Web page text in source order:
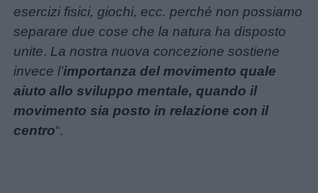
Filastrocche
Giochi
Lavoretti
esercizi fisici, giochi, ecc. perché non possiamo
separare due cose che la natura ha disposto
unite. La nostra nuova concezione sostiene
invece l’importanza del movimento quale
aiuto allo sviluppo mentale, quando il
movimento sia posto in relazione con il
centro“.